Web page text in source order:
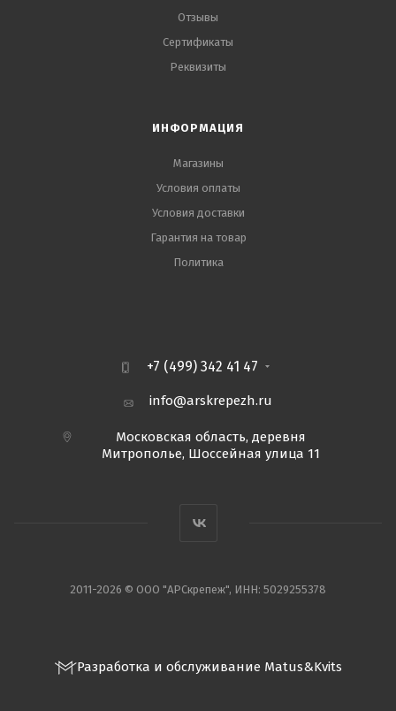
Отзывы
Сертификаты
Реквизиты
ИНФОРМАЦИЯ
Магазины
Условия оплаты
Условия доставки
Гарантия на товар
Политика
+7 (499) 342 41 47
info@arskrepezh.ru
Московская область, деревня
Митрополье, Шоссейная улица 11
2011-2026 © ООО "АРСкрепеж", ИНН: 5029255378
Разработка и обслуживание Matus&Kvits